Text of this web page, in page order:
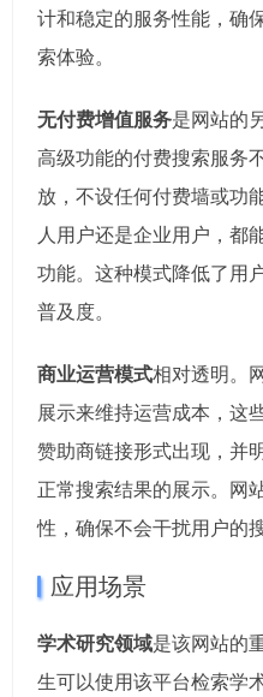
计和稳定的服务性能，确
索体验。
无付费增值服务是网站的
高级功能的付费搜索服务
放，不设任何付费墙或功
人用户还是企业用户，都
功能。这种模式降低了用
普及度。
商业运营模式相对透明。
展示来维持运营成本，这
赞助商链接形式出现，并
正常搜索结果的展示。网
性，确保不会干扰用户的
应用场景
学术研究领域是该网站的
生可以使用该平台检索学